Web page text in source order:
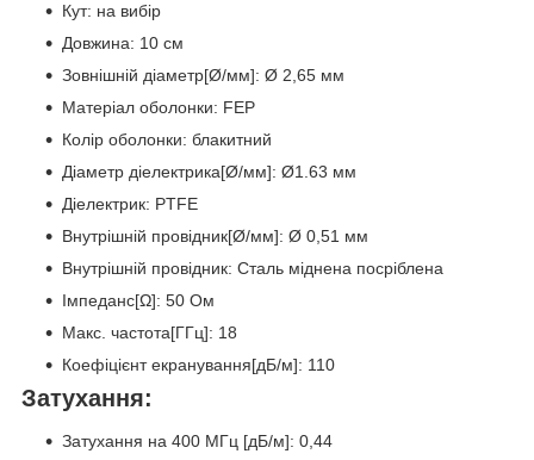
Кут: на вибір
Довжина: 10 см
Зовнішній діаметр[Ø/мм]: Ø 2,65 мм
Матеріал оболонки: FEP
Колір оболонки: блакитний
Діаметр діелектрика[Ø/мм]: Ø1.63 мм
Діелектрик: PTFE
Внутрішній провідник[Ø/мм]: Ø 0,51 мм
Внутрішній провідник: Сталь міднена посріблена
Імпеданс[Ω]: 50 Ом
Макс. частота[ГГц]: 18
Коефіцієнт екранування[дБ/м]: 110
Затухання:
Затухання на 400 МГц [дБ/м]: 0,44